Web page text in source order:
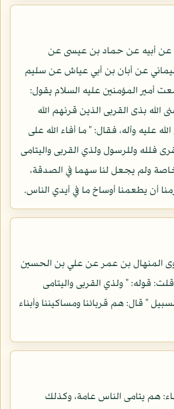
عن أبيه عن حماد بن عيسى عن
عن أبان بن أبي عياش عن سليم
المؤمنين عليه السلام يقول:
الله بذى القربى الذين قرنهم الله
عليه وآله، فقال: " ما أفاء الله على
فلله وللرسول ولذي القربى واليتامى
ولم يجعل لنا سهما في الصدقة،
أن يطعمنا أوساخ ما في أيدي الناس.
المنهال بن عمر عن علي بن الحسين
قوله: " ولذي القربى واليتامى
" قال: هم قربائنا ومساكيننا وأبناء
هم يتامى الناس عامة، وكذلك